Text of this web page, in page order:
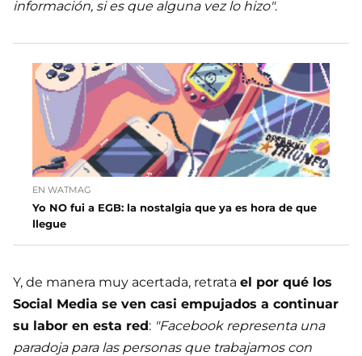
información, si es que alguna vez lo hizo".
EN WATMAG
Yo NO fui a EGB: la nostalgia que ya es hora de que
llegue
Y, de manera muy acertada, retrata el por qué los
Social Media se ven casi empujados a continuar
su labor en esta red: "Facebook representa una
paradoja para las personas que trabajamos con